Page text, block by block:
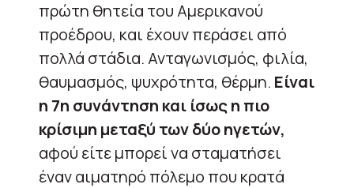
πρώτη θητεία του Αμερικανού
προέδρου, και έχουν περάσει από
πολλά στάδια. Ανταγωνισμός, φιλία,
θαυμασμός, ψυχρότητα, θέρμη. Είναι
η 7η συνάντηση και ίσως η πιο
κρίσιμη μεταξύ των δύο ηγετών,
αφού είτε μπορεί να σταματήσει
έναν αιματηρό πόλεμο που κρατά